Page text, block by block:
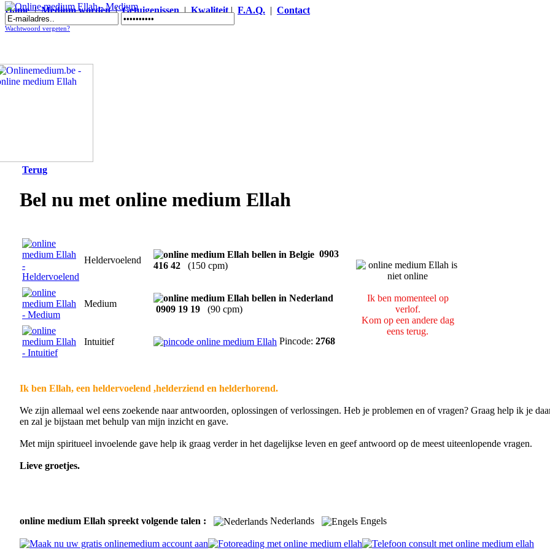
Home|Medium worden|Getuigenissen|Kwaliteit| F.A.Q. | Contact
Online medium Ellah - Medium
Wachtwoord vergeten?
Terug
Bel nu met online medium Ellah
Heldervoelend
0903
416 42
(150 cpm)
Ik ben momenteel op
verlof.
Kom op een andere dag
eens terug.
Medium
0909 19 19 (90 cpm)
Intuitief Pincode: 2768
Ik ben Ellah, een heldervoelend ,helderziend en helderhorend.
We zijn allemaal wel eens zoekende naar antwoorden, oplossingen of verlossingen. Heb je problemen en of vragen? Graag help ik je
en zal je bijstaan met behulp van mijn inzicht en gave.
Met mijn spiritueel invoelende gave help ik graag verder in het dagelijkse leven en geef antwoord op de meest uiteenlopende vragen.
Lieve groetjes.
online medium Ellah spreekt volgende talen : Nederlands Engels